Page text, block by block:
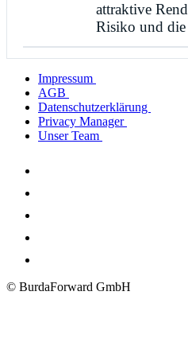
attraktive
Risiko und
Impressum
AGB
Datenschutzerklärung
Privacy Manager
Unser Team
© BurdaForward GmbH